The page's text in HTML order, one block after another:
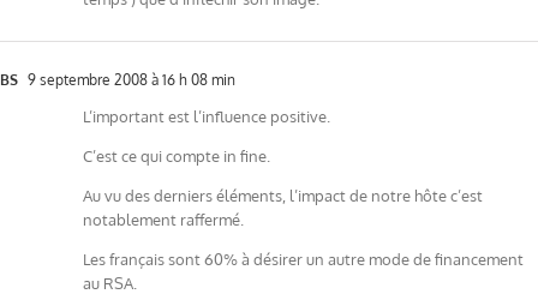
BS 9 septembre 2008 à 16 h 08 min
L’important est l’influence positive.
C’est ce qui compte in fine.
Au vu des derniers éléments, l’impact de notre hôte c’est
notablement raffermé.
Les français sont 60% à désirer un autre mode de financement
au RSA.